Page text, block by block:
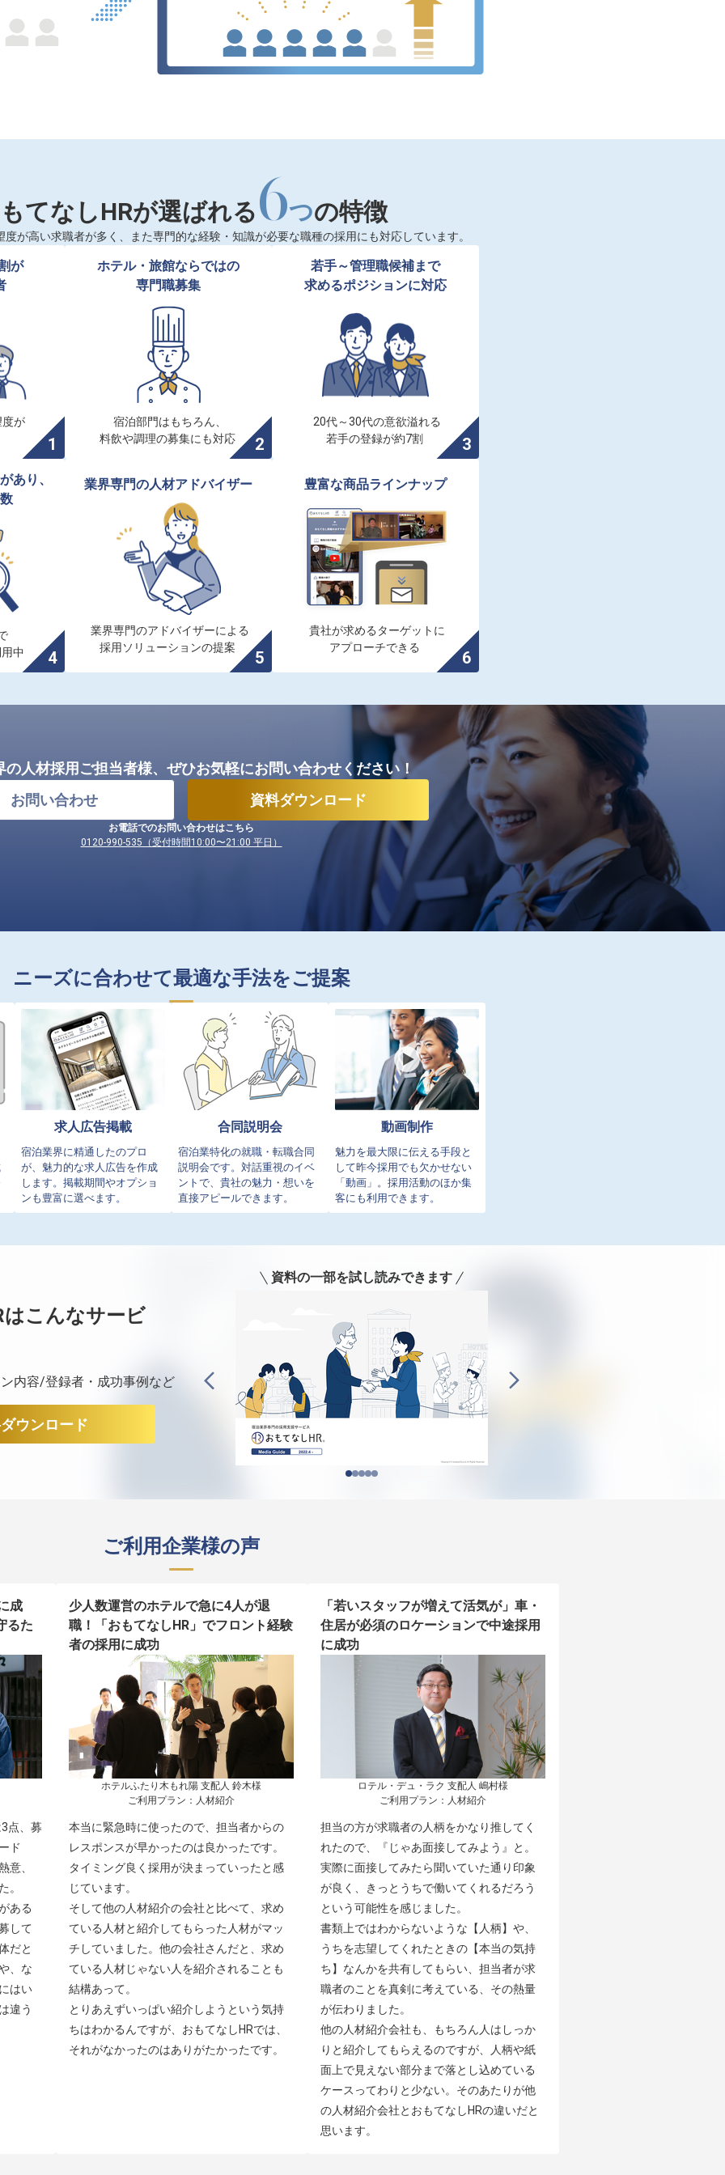
てなしHRが選ばれる6つの特徴
が高い求職者が多く、また専門的な経験・知識が必要な職種の採用にも対応しています。
が
が
ホテル・旅館ならではの
専門職募集
宿泊部門はもちろん、
料飲や調理の募集にも対応
若手～管理職候補まで
求めるポジションに対応
20代～30代の意欲溢れる
若手の登録が約7割
あり、
中
業界専門の人材アドバイザー
業界専門のアドバイザーによる
採用ソリューションの提案
豊富な商品ラインナップ
貴社が求めるターゲットに
アプローチできる
の人材採用ご担当者様、 ぜひお気軽にお問い合わせください！
お問い合わせ
資料ダウンロード
お電話でのお問い合わせはこちら
0120-990-535（受付時間10:00〜21:00 平日）
ニーズに合わせて最適な手法をご提案
求人広告掲載
宿泊業界に精通したのプロ
が、魅力的な求人広告を作成
します。掲載期間やオプショ
ンも豊富に選べます。
合同説明会
宿泊業特化の就職・転職合同
説明会です。対話重視のイベ
ントで、貴社の魅力・想いを
直接アピールできます。
動画制作
魅力を最大限に伝える手段と
して昨今採用でも欠かせない
「動画」。採用活動のほか集
客にも利用できます。
はこんなサービ
内容/登録者・成功事例など
資料の一部を試し読みできます
ウンロード
ご利用企業様の声
成
るた
点、募
ド
意、
。
ある
して
だと
、な
はい
違う
少人数運営のホテルで急に4人が退
職！「おもてなしHR」でフロント経験
者の採用に成功
ホテルふたり木もれ陽 支配人 鈴木様
ご利用プラン：人材紹介
本当に緊急時に使ったので、担当者からの
レスポンスが早かったのは良かったです。
タイミング良く採用が決まっていったと感
じています。
そして他の人材紹介の会社と比べて、求め
ている人材と紹介してもらった人材がマッ
チしていました。他の会社さんだと、求め
ている人材じゃない人を紹介されることも
結構あって。
とりあえずいっぱい紹介しようという気持
ちはわかるんですが、おもてなしHRでは、
それがなかったのはありがたかったです。
「若いスタッフが増えて活気が」車・
住居が必須のロケーションで中途採用
に成功
ロテル・デュ・ラク 支配人 嶋村様
ご利用プラン：人材紹介
担当の方が求職者の人柄をかなり推してく
れたので、『じゃあ面接してみよう』と。
実際に面接してみたら聞いていた通り印象
が良く、きっとうちで働いてくれるだろう
という可能性を感じました。
書類上ではわからないような【人柄】や、
うちを志望してくれたときの【本当の気持
ち】なんかを共有してもらい、担当者が求
職者のことを真剣に考えている、その熱量
が伝わりました。
他の人材紹介会社も、もちろん人はしっか
りと紹介してもらえるのですが、人柄や紙
面上で見えない部分まで落とし込めている
ケースってわりと少ない。そのあたりが他
の人材紹介会社とおもてなしHRの違いだと
思います。